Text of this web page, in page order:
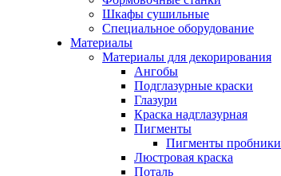
Шкафы сушильные
Специальное оборудование
Материалы
Материалы для декорирования
Ангобы
Подглазурные краски
Глазури
Краска надглазурная
Пигменты
Пигменты пробники
Люстровая краска
Поталь